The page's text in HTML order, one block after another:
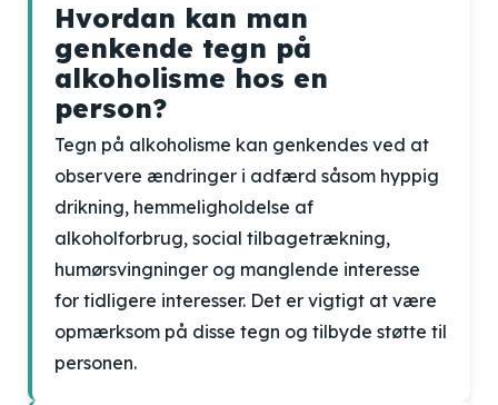
Hvordan kan man
genkende tegn på
alkoholisme hos en
person?
Tegn på alkoholisme kan genkendes ved at
observere ændringer i adfærd såsom hyppig
drikning, hemmeligholdelse af
alkoholforbrug, social tilbagetrækning,
humørsvingninger og manglende interesse
for tidligere interesser. Det er vigtigt at være
opmærksom på disse tegn og tilbyde støtte til
personen.